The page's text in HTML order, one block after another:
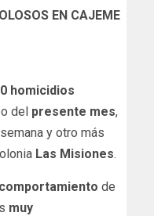
EN CAJEME
homicidios
del presente mes,
y otro más
Las Misiones.
comportamiento de
muy